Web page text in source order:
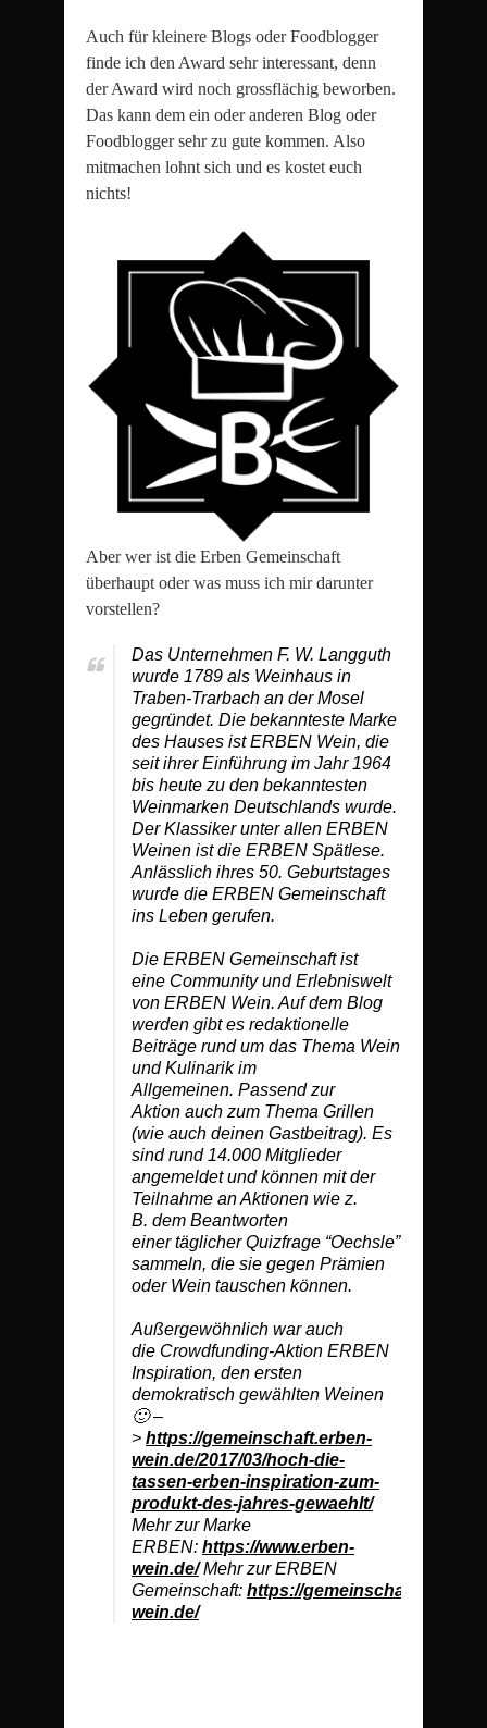
Auch für kleinere Blogs oder Foodblogger
finde ich den Award sehr interessant, denn
der Award wird noch grossflächig beworben.
Das kann dem ein oder anderen Blog oder
Foodblogger sehr zu gute kommen. Also
mitmachen lohnt sich und es kostet euch
nichts!
Aber wer ist die Erben Gemeinschaft
überhaupt oder was muss ich mir darunter
vorstellen?
Das Unternehmen F. W. Langguth
wurde 1789 als Weinhaus in
Traben-Trarbach an der Mosel
gegründet. Die bekannteste Marke
des Hauses ist ERBEN Wein, die
seit ihrer Einführung im Jahr 1964
bis heute zu den bekanntesten
Weinmarken Deutschlands wurde.
Der Klassiker unter allen ERBEN
Weinen ist die ERBEN Spätlese.
Anlässlich ihres 50. Geburtstages
wurde die ERBEN Gemeinschaft
ins Leben gerufen.
Die ERBEN Gemeinschaft ist
eine Community und Erlebniswelt
von ERBEN Wein. Auf dem Blog
werden gibt es redaktionelle
Beiträge rund um das Thema Wein
und Kulinarik im
Allgemeinen. Passend zur
Aktion auch zum Thema Grillen
(wie auch deinen Gastbeitrag). Es
sind rund 14.000 Mitglieder
angemeldet und können mit der
Teilnahme an Aktionen wie z.
B. dem Beantworten
einer täglicher Quizfrage “Oechsle”
sammeln, die sie gegen Prämien
oder Wein tauschen können.
Außergewöhnlich war auch
die Crowdfunding-Aktion ERBEN
Inspiration, den ersten
demokratisch gewählten Weinen
🙂 –
> https://gemeinschaft.erben-
wein.de/2017/03/hoch-die-
tassen-erben-inspiration-zum-
produkt-des-jahres-gewaehlt/
Mehr zur Marke
ERBEN: https://www.erben-
wein.de/Mehr zur ERBEN
Gemeinschaft: https://gemeinschaft.erben-
wein.de/